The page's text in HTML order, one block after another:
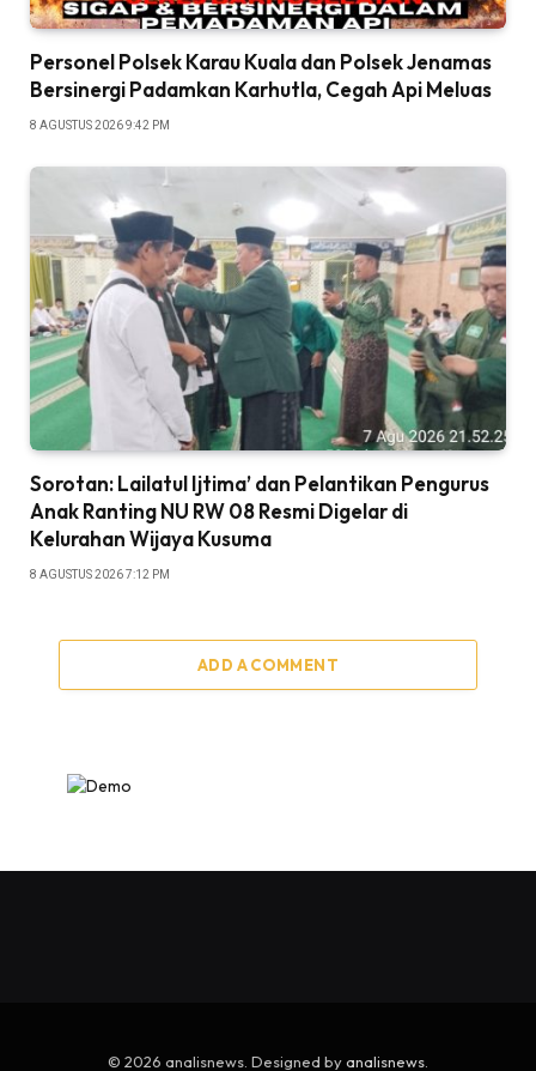
Personel Polsek Karau Kuala dan Polsek Jenamas
Bersinergi Padamkan Karhutla, Cegah Api Meluas
8 AGUSTUS 2026 9:42 PM
Sorotan: Lailatul Ijtima’ dan Pelantikan Pengurus
Anak Ranting NU RW 08 Resmi Digelar di
Kelurahan Wijaya Kusuma
8 AGUSTUS 2026 7:12 PM
ADD A COMMENT
© 2026 analisnews. Designed by analisnews